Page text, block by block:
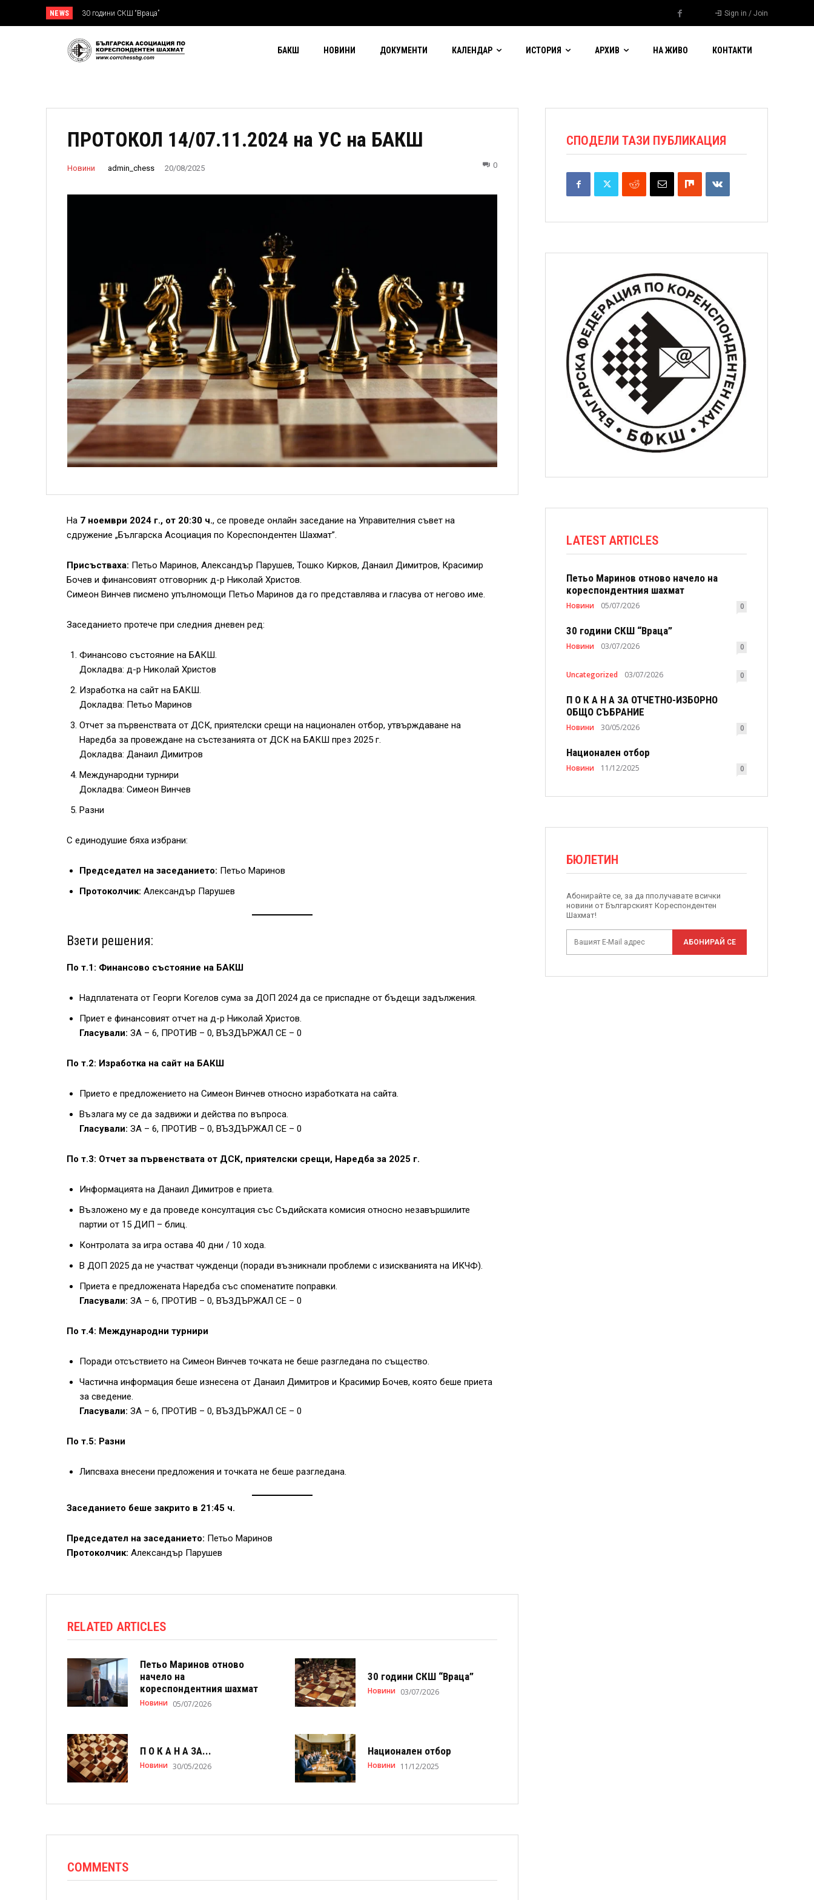
NEWS 30 години СКШ “Враца” Sign in / Join
БАКШ НОВИНИ ДОКУМЕНТИ КАЛЕНДАР ИСТОРИЯ АРХИВ НА ЖИВО КОНТАКТИ
ПРОТОКОЛ 14/07.11.2024 на УС на БАКШ
Новини admin_chess 20/08/2025 0
На 7 ноември 2024 г., от 20:30 ч., се проведе онлайн заседание на Управителния съвет на
сдружение „Българска Асоциация по Кореспондентен Шахмат”.
Присъстваха: Петьо Маринов, Александър Парушев, Тошко Кирков, Данаил Димитров, Красимир
Бочев и финансовият отговорник д-р Николай Христов.
Симеон Винчев писмено упълномощи Петьо Маринов да го представлява и гласува от негово име.
Заседанието протече при следния дневен ред:
Финансово състояние на БАКШ.
Докладва: д-р Николай Христов
Изработка на сайт на БАКШ.
Докладва: Петьо Маринов
Отчет за първенствата от ДСК, приятелски срещи на национален отбор, утвърждаване на
Наредба за провеждане на състезанията от ДСК на БАКШ през 2025 г.
Докладва: Данаил Димитров
Международни турнири
Докладва: Симеон Винчев
Разни
С единодушие бяха избрани:
Председател на заседанието: Петьо Маринов
Протоколчик: Александър Парушев
Взети решения:
По т.1: Финансово състояние на БАКШ
Надплатената от Георги Когелов сума за ДОП 2024 да се приспадне от бъдещи задължения.
Приет е финансовият отчет на д-р Николай Христов.
Гласували: ЗА – 6, ПРОТИВ – 0, ВЪЗДЪРЖАЛ СЕ – 0
По т.2: Изработка на сайт на БАКШ
Прието е предложението на Симеон Винчев относно изработката на сайта.
Възлага му се да задвижи и действа по въпроса.
Гласували: ЗА – 6, ПРОТИВ – 0, ВЪЗДЪРЖАЛ СЕ – 0
По т.3: Отчет за първенствата от ДСК, приятелски срещи, Наредба за 2025 г.
Информацията на Данаил Димитров е приета.
Възложено му е да проведе консултация със Съдийската комисия относно незавършилите
партии от 15 ДИП – блиц.
Контролата за игра остава 40 дни / 10 хода.
В ДОП 2025 да не участват чужденци (поради възникнали проблеми с изискванията на ИКЧФ).
Приета е предложената Наредба със споменатите поправки.
Гласували: ЗА – 6, ПРОТИВ – 0, ВЪЗДЪРЖАЛ СЕ – 0
По т.4: Международни турнири
Поради отсъствието на Симеон Винчев точката не беше разгледана по същество.
Частична информация беше изнесена от Данаил Димитров и Красимир Бочев, която беше приета
за сведение.
Гласували: ЗА – 6, ПРОТИВ – 0, ВЪЗДЪРЖАЛ СЕ – 0
По т.5: Разни
Липсваха внесени предложения и точката не беше разгледана.
Заседанието беше закрито в 21:45 ч.
Председател на заседанието: Петьо Маринов
Протоколчик: Александър Парушев
RELATED ARTICLES
Петьо Маринов отново
начело на
кореспондентния шахмат
Новини 05/07/2026
30 години СКШ “Враца”
Новини 03/07/2026
П О К А Н А ЗА...
Новини 30/05/2026
Национален отбор
Новини 11/12/2025
COMMENTS
СПОДЕЛИ ТАЗИ ПУБЛИКАЦИЯ
LATEST ARTICLES
Петьо Маринов отново начело на
кореспондентния шахмат
Новини 05/07/2026 0
30 години СКШ “Враца”
Новини 03/07/2026 0
Uncategorized 03/07/2026 0
П О К А Н А ЗА ОТЧЕТНО-ИЗБОРНО
ОБЩО СЪБРАНИЕ
Новини 30/05/2026 0
Национален отбор
Новини 11/12/2025 0
БЮЛЕТИН
Абонирайте се, за да пполучавате всички
новини от Българският Кореспондентен
Шахмат!
АБОНИРАЙ СЕ